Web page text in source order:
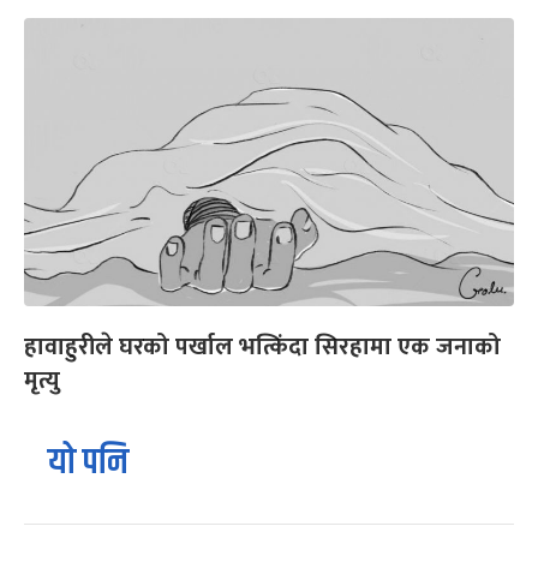
हावाहुरीले घरको पर्खाल भत्किंदा सिरहामा एक जनाको
मृत्यु
यो पनि